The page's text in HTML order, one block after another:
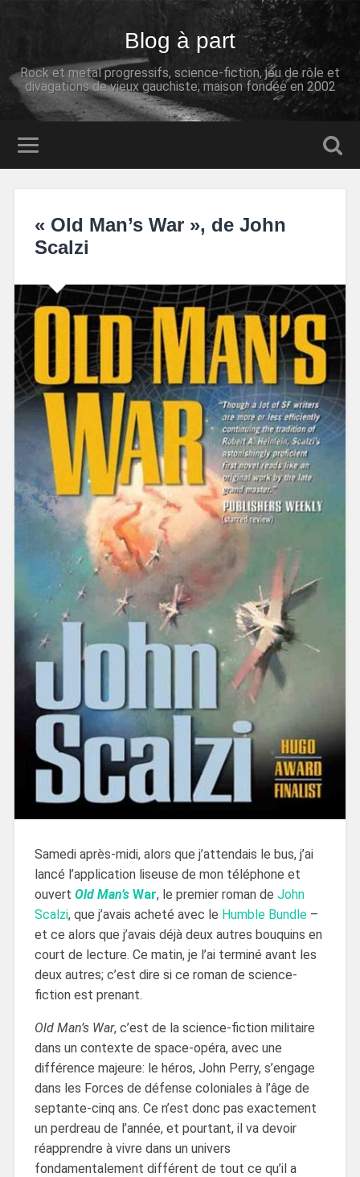
Blog à part
Rock et metal progressifs, science-fiction, jeu de rôle et
divagations de vieux gauchiste; maison fondée en 2002
« Old Man’s War », de John
Scalzi
Samedi après-midi, alors que j’attendais le bus, j’ai
lancé l’application liseuse de mon téléphone et
ouvert Old Man’sWar, le premier roman de John
Scalzi, que j’avais acheté avec le Humble Bundle–
et ce alors que j’avais déjà deux autres bouquins en
court de lecture. Ce matin, je l’ai terminé avant les
deux autres; c’est dire si ce roman de science-
fiction est prenant.
Old Man’s War, c’est de la science-fiction militaire
dans un contexte de space-opéra, avec une
différence majeure: le héros, John Perry, s’engage
dans les Forces de défense coloniales à l’âge de
septante-cinq ans. Ce n’est donc pas exactement
un perdreau de l’année, et pourtant, il va devoir
réapprendre à vivre dans un univers
fondamentalement différent de tout ce qu’il a